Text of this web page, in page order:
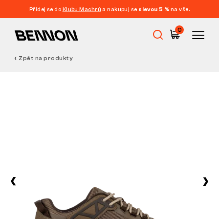
Přidej se do Klubu Machrů a nakupuj se slevou 5 % na vše.
0
Volnočasová obuv
Zpět na produkty